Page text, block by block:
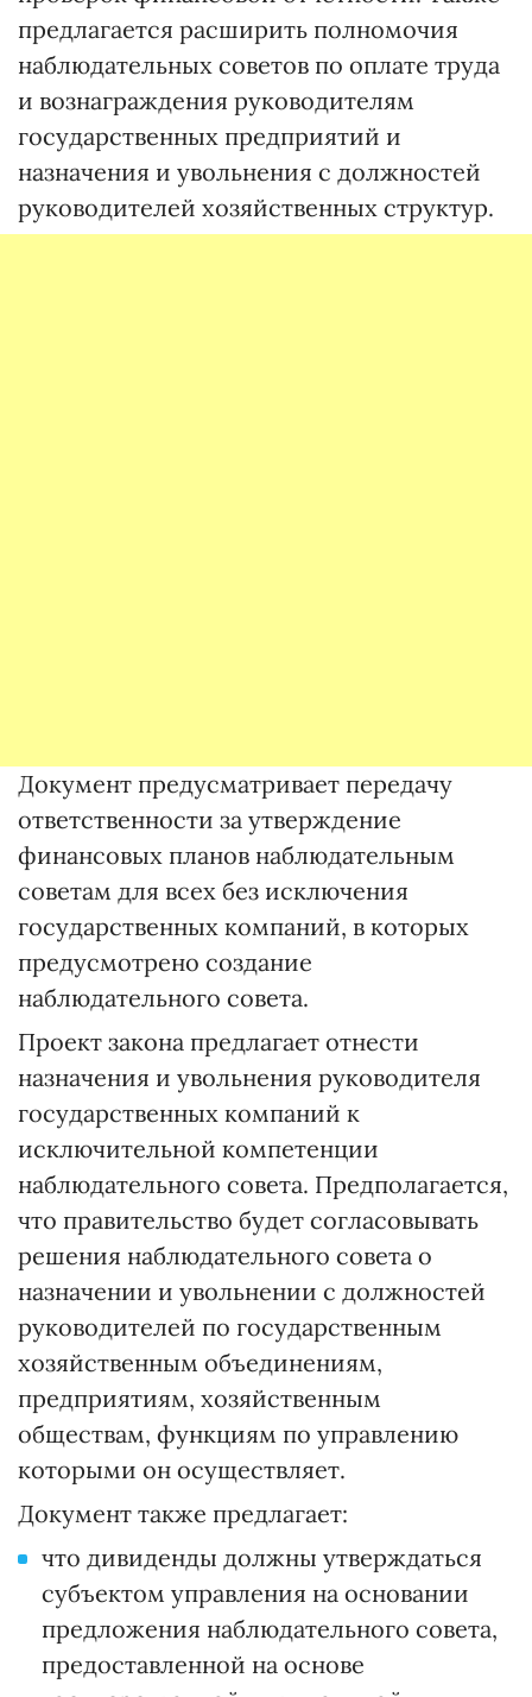
предлагается расширить полномочия
наблюдательных советов по оплате труда
и вознаграждения руководителям
государственных предприятий и
назначения и увольнения с должностей
руководителей хозяйственных структур.
Документ предусматривает передачу
ответственности за утверждение
финансовых планов наблюдательным
советам для всех без исключения
государственных компаний, в которых
предусмотрено создание
наблюдательного совета.
Проект закона предлагает отнести
назначения и увольнения руководителя
государственных компаний к
исключительной компетенции
наблюдательного совета. Предполагается,
что правительство будет согласовывать
решения наблюдательного совета о
назначении и увольнении с должностей
руководителей по государственным
хозяйственным объединениям,
предприятиям, хозяйственным
обществам, функциям по управлению
которыми он осуществляет.
Документ также предлагает:
что дивиденды должны утверждаться
субъектом управления на основании
предложения наблюдательного совета,
предоставленной на основе